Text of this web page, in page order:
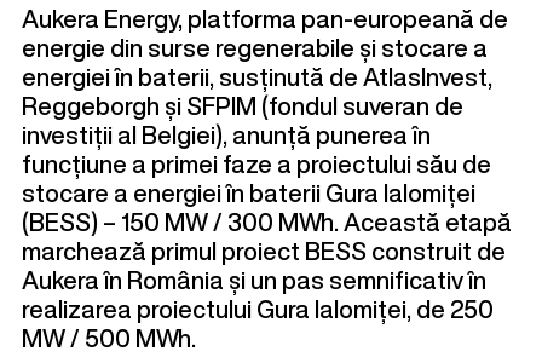
Aukera Energy, platforma pan-europeană de
energie din surse regenerabile și stocare a
energiei în baterii, susținută de AtlasInvest,
Reggeborgh și SFPIM (fondul suveran de
investiții al Belgiei), anunță punerea în
funcțiune a primei faze a proiectului său de
stocare a energiei în baterii Gura Ialomiței
(BESS) – 150 MW / 300 MWh. Această etapă
marchează primul proiect BESS construit de
Aukera în România și un pas semnificativ în
realizarea proiectului Gura Ialomiței, de 250
MW / 500 MWh.